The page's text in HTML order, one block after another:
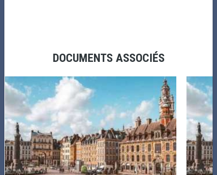
PARTENARIAT
Amrae - Soutien officiel - Route du Rhum
destination Guadeloupe 2026 - 1
LE 29/07/2026 A 12H
Report de départ : comment la Route du Rhum - Destination
DOCUMENTS ASSOCIÉS